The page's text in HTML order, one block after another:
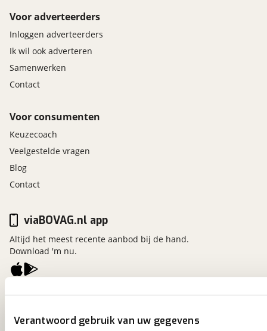
Verantwoord gebruik van uw gegevens
Voor adverteerders
Inloggen adverteerders
Ik wil ook adverteren
Samenwerken
Contact
Voor consumenten
Keuzecoach
Veelgestelde vragen
Blog
Contact
viaBOVAG.nl
Kosterijland
3981 AJ Bunnik
viaBOVAG.nl app
Altijd het meest recente aanbod bij de hand.
Download 'm nu.